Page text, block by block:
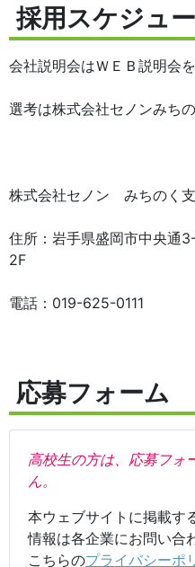
採用スケジュ
会社説明会はＷＥＢ説明会
選考は株式会社セノンみち
株式会社セノン みちのく
住所：岩手県盛岡市中央通
2F
電話：019-625-0111
応募フォーム
高校生の方は、応募フォ
ん。
本ウェブサイトに掲載す
情報は各企業にお問い合
こちらのプライバシーポ